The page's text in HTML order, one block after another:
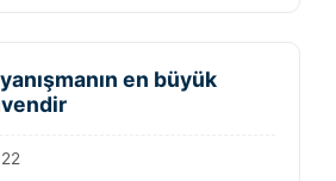
en büyük